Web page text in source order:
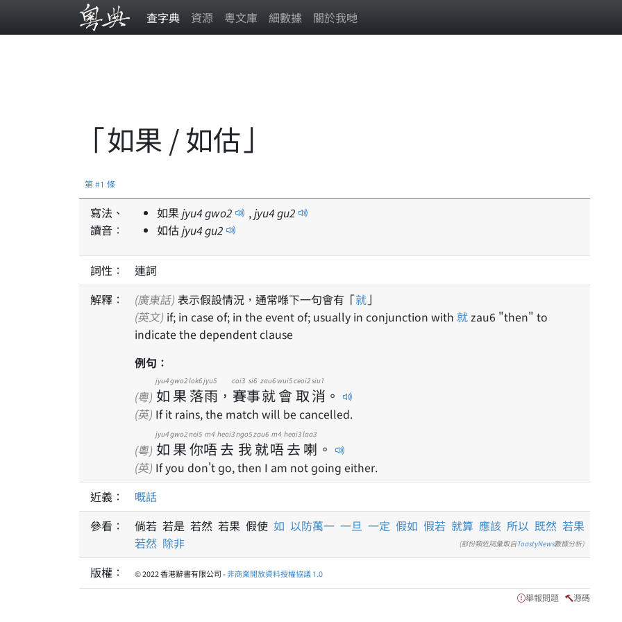
查字典 資源 粵文庫 細數據 關於我哋
「如果 / 如估」
第 #1 條
寫法、
讀音：
如果jyu4gwo2 ,jyu4gu2
如估jyu4gu2
詞性：
連詞
解釋：
(廣東話) 表示假設情況，通常喺下一句會有「就 」
(英文) if; in case of; in the event of; usually in conjunction with 就zau6 "then" to
indicate the dependent clause
例句：
(粵) 如
jyu4
果
gwo2
落
lok6
雨
jyu5
， 賽
coi3
事
si6
就
zau6
會
wui5
取
ceoi2
消
siu1
。
(英) If it rains, the match will be cancelled.
(粵) 如
jyu4
果
gwo2
你
nei5
唔
m4
去
heoi3
我
ngo5
就
zau6
唔
m4
去
heoi3
喇
laa3
。
(英) If you don't go, then I am not going either.
近義：
嘅話
參看：
倘若 若是 若然 若果 假使 如 以防萬一 一旦 一定 假如 假若 就算 應該 所以 既然 若果
若然 除非 (部份類近詞彙取自ToastyNews數據分析)
版權： © 2022 香港辭書有限公司 -非商業開放資料授權協議 1.0
舉報問題 源碼